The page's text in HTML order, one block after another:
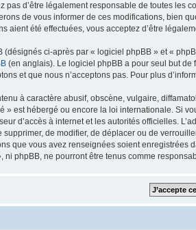
pas d’être légalement responsable de toutes
de vous informer de ces modifications, bien
aient été effectuées, vous acceptez d’être
(désignés ci-après par « logiciel phpBB » et «
(en anglais). Le logiciel phpBB a pour seul but
et que nous n’acceptons pas. Pour plus
à caractère abusif, obscène, vulgaire,
» est hébergé ou encore la loi internationale. Si
d’accès à internet et les autorités officielles.
de modifier, de déplacer ou de
que vous avez renseignées soient
ni phpBB, ne pourront être tenus comme